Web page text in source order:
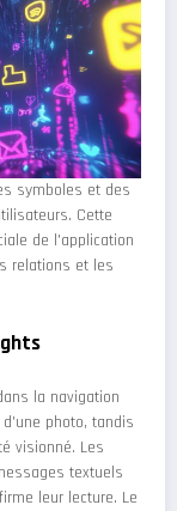
symboles et des
Cette
de l'application
relations et les
la navigation
photo, tandis
visionné. Les
textuels
leur lecture. Le